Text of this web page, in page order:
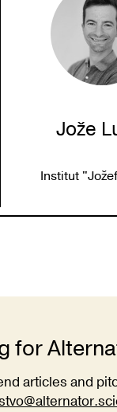
Jože
Institut
for
articles and